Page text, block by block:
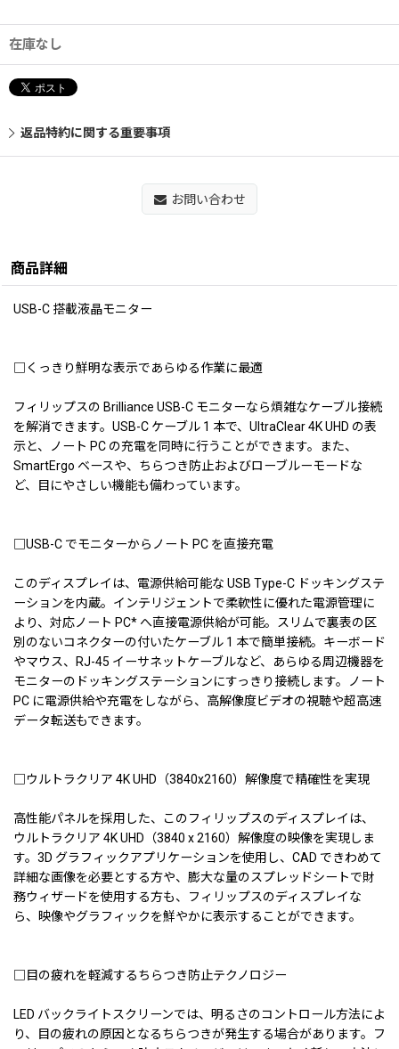
在庫なし
返品特約に関する重要事項
お問い合わせ
商品詳細
USB-C 搭載液晶モニター
□くっきり鮮明な表示であらゆる作業に最適
フィリップスの Brilliance USB-C モニターなら煩雑なケーブル接続
を解消できます。USB-C ケーブル 1 本で、UltraClear 4K UHD の表
示と、ノート PC の充電を同時に行うことができます。また、
SmartErgo ベースや、ちらつき防止およびローブルーモードな
ど、目にやさしい機能も備わっています。
□USB-C でモニターからノート PC を直接充電
このディスプレイは、電源供給可能な USB Type-C ドッキングステ
ーションを内蔵。インテリジェントで柔軟性に優れた電源管理に
より、対応ノート PC* へ直接電源供給が可能。スリムで裏表の区
別のないコネクターの付いたケーブル 1 本で簡単接続。キーボード
やマウス、RJ-45 イーサネットケーブルなど、あらゆる周辺機器を
モニターのドッキングステーションにすっきり接続します。ノート
PC に電源供給や充電をしながら、高解像度ビデオの視聴や超高速
データ転送もできます。
□ウルトラクリア 4K UHD（3840x2160）解像度で精確性を実現
高性能パネルを採用した、このフィリップスのディスプレイは、
ウルトラクリア 4K UHD（3840 x 2160）解像度の映像を実現しま
す。3D グラフィックアプリケーションを使用し、CAD できわめて
詳細な画像を必要とする方や、膨大な量のスプレッドシートで財
務ウィザードを使用する方も、フィリップスのディスプレイな
ら、映像やグラフィックを鮮やかに表示することができます。
□目の疲れを軽減するちらつき防止テクノロジー
LED バックライトスクリーンでは、明るさのコントロール方法によ
り、目の疲れの原因となるちらつきが発生する場合があります。フ